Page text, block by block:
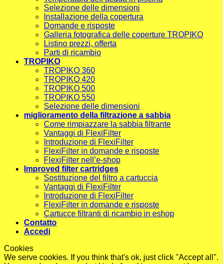
Selezione delle dimensioni
Installazione della copertura
Domande e risposte
Galleria fotografica delle coperture TROPIKO
Listino prezzi, offerta
Parti di ricambio
TROPIKO
TROPIKO 360
TROPIKO 420
TROPIKO 500
TROPIKO 550
Selezione delle dimensioni
miglioramento della filtrazione a sabbia
Come rimpiazzare la sabbia filtrante
Vantaggi di FlexiFilter
Introduzione di FlexiFilter
FlexiFilter in domande e risposte
FlexiFilter nell’e-shop
Improved filter cartridges
Sostituzione del filtro a cartuccia
Vantaggi di FlexiFilter
Introduzione di FlexiFilter
FlexiFilter in domande e risposte
Cartucce filtranti di ricambio in eshop
Contatto
Accedi
Cookies
We serve cookies. If you think that's ok, just click "Accept all".